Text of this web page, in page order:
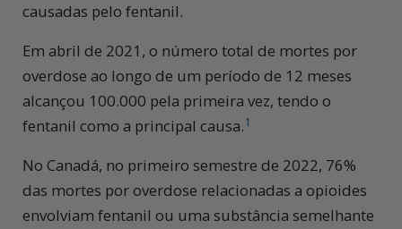
causadas pelo fentanil.
Em abril de 2021, o número total de mortes por
overdose ao longo de um período de 12 meses
alcançou 100.000 pela primeira vez, tendo o
fentanil como a principal causa.1
No Canadá, no primeiro semestre de 2022, 76%
das mortes por overdose relacionadas a opioides
envolviam fentanil ou uma substância semelhante